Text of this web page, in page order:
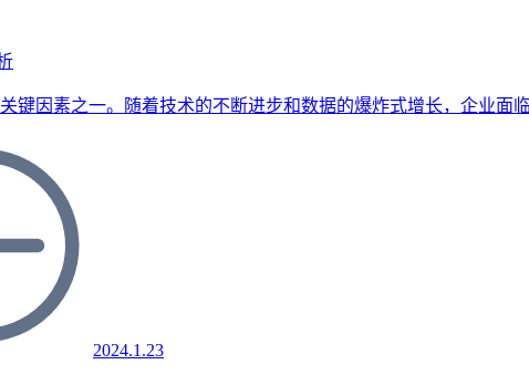
键因素之一。随着技术的不断进步和数据的爆炸式增长，企业
2024.1.23